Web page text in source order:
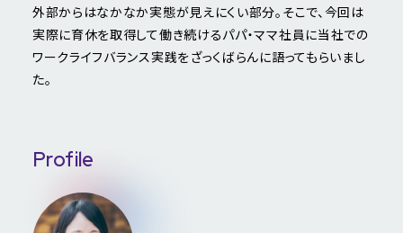
外部からはなかなか実態が見えにくい部分。そこで、今回は
実際に育休を取得して働き続けるパパ・ママ社員に当社での
ワークライフバランス実践をざっくばらんに語ってもらいまし
た。
Profile